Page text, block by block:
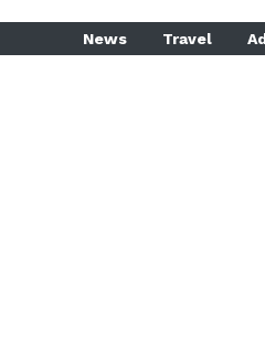
News Travel